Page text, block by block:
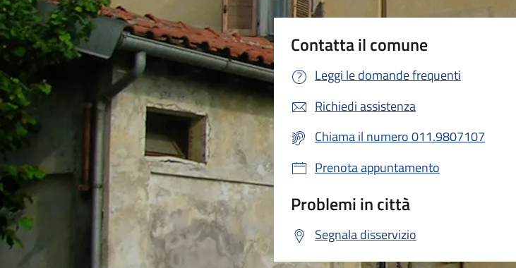
Contatta il comune
Leggi le domande frequenti
Richiedi assistenza
Chiama il numero 011.9807107
Prenota appuntamento
Problemi in città
Segnala disservizio